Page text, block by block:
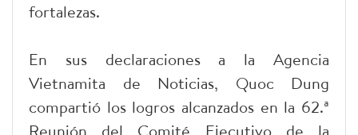
fortalezas.
En sus declaraciones a la Agencia
Vietnamita de Noticias, Quoc Dung
compartió los logros alcanzados en la 62.ª
Reunión del Comité Ejecutivo de la